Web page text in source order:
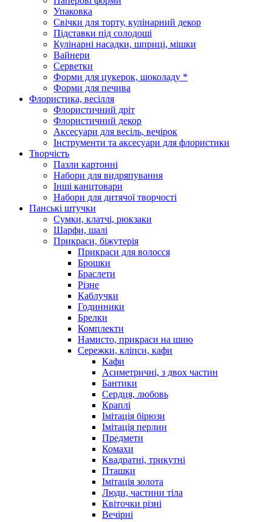
Упаковка
Свічки для торту, кулінарний декор
Підставки під солодощі
Кулінарні насадки, шприці, мішки
Вайнери
Серветки
Форми для цукерок, шоколаду *
Форми для печива
Флористика, весілля
Флористичний дріт
Флористичний декор
Аксесуари для весіль, вечірок
Інструменти та аксесуари для флористики
Творчість
Пазли картонні
Набори для видряпування
Інші канцтовари
Набори для дитячої творчості
Панські штучки
Сумки, клатчі, рюкзаки
Шарфи, шалі
Прикраси, біжутерія
Прикраси для волосся
Брошки
Браслети
Різне
Каблучки
Годинники
Брелки
Комплекти
Намисто, прикраси на шию
Сережки, кліпси, кафи
Кафи
Асиметричні, з двох частин
Бантики
Сердця, любовь
Краплі
Імітація бірюзи
Імітація перлин
Предмети
Комахи
Квадратні, трикутні
Пташки
Імітація золота
Люди, частини тіла
Квіточки різні
Вечірні